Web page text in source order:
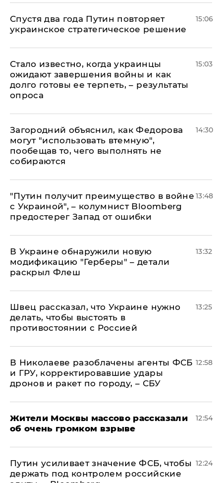
Спустя два года Путин повторяет
украинское стратегическое решение
15:06
Стало известно, когда украинцы
ожидают завершения войны и как
долго готовы ее терпеть, – результаты
опроса
15:03
Загородний объяснил, как Федорова
могут "использовать втемную",
пообещав то, чего выполнять не
собираются
14:30
"Путин получит преимущество в войне
с Украиной", – колумнист Bloomberg
предостерег Запад от ошибки
13:48
В Украине обнаружили новую
модификацию "Герберы" – детали
раскрыл Флеш
13:32
Швец рассказал, что Украине нужно
делать, чтобы выстоять в
противостоянии с Россией
13:25
В Николаеве разоблачены агенты ФСБ
и ГРУ, корректировавшие удары
дронов и ракет по городу, – СБУ
12:58
Жители Москвы массово рассказали
об очень громком взрыве
12:54
Путин усиливает значение ФСБ, чтобы
держать под контролем российские
12:24